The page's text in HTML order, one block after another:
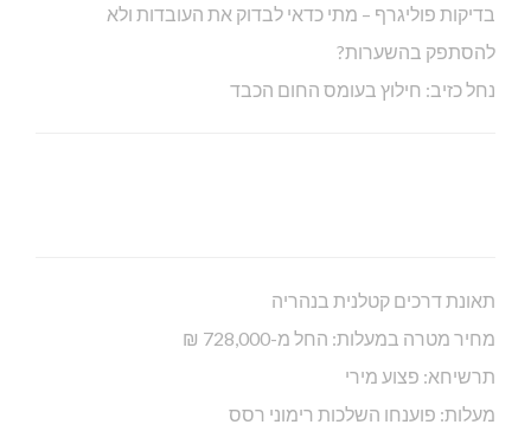
בדיקות פוליגרף – מתי כדאי לבדוק את העובדות ולא
להסתפק בהשערות?
נחל כזיב: חילוץ בעומס החום הכבד
תאונת דרכים קטלנית בנהריה
מחיר מטרה במעלות: החל מ-728,000 ₪
תרשיחא: פצוע מירי
מעלות: פוענחו השלכות רימוני רסס